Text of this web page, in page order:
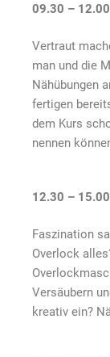
09.30 –
Vertraut
man und die
Nähübungen
fertigen
dem Kurs
nennen
12.30 –
Faszination
Overlock
Versäubern
kreativ ein?